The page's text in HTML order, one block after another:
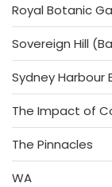
Royal Botanic
Sovereign Hill
Sydney Harbour
The Impact of
The Pinnacles
WA